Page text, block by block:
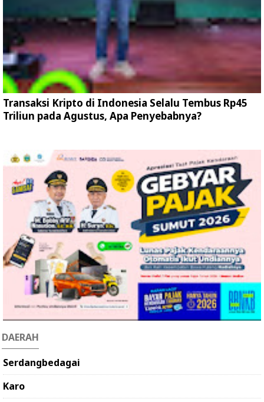
Transaksi Kripto di Indonesia Selalu Tembus Rp45
Triliun pada Agustus, Apa Penyebabnya?
DAERAH
Serdangbedagai
Karo